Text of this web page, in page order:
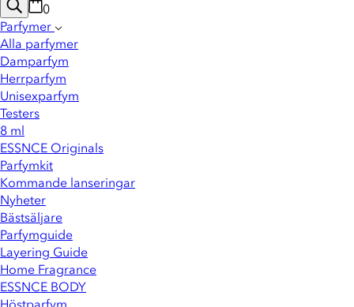
0
Parfymer
Alla parfymer
Damparfym
Herrparfym
Unisexparfym
Testers
8 ml
ESSNCE Originals
Parfymkit
Kommande lanseringar
Nyheter
Bästsäljare
Parfymguide
Layering Guide
Home Fragrance
ESSNCE BODY